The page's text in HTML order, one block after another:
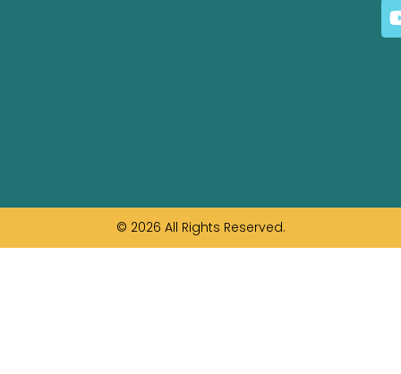
© 2026 All Rights Reserved.